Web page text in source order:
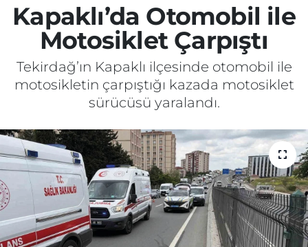
Kapaklı’da Otomobil ile
Motosiklet Çarpıştı
Tekirdağ’ın Kapaklı ilçesinde otomobil ile
motosikletin çarpıştığı kazada motosiklet
sürücüsü yaralandı.
Kültür&Sanat
Manşet
SAĞLIK
Spor
Gizlilik Sözleşmesi
İletişim
Künye
Süper Lig Puan Durumu ve Fikstür
Tüm Manşetler
Son Dakika Haberleri
Haber Arşivi